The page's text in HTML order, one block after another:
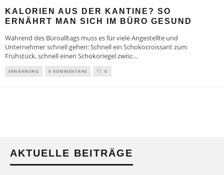
KALORIEN AUS DER KANTINE? SO
ERNÄHRT MAN SICH IM BÜRO GESUND
Während des Büroalltags muss es für viele Angestellte und
Unternehmer schnell gehen: Schnell ein Schokocroissant zum
Frühstück, schnell einen Schokoriegel zwisc...
ERNÄHRUNG 0 KOMMENTARE 0
AKTUELLE BEITRÄGE